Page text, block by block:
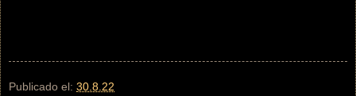
Publicado el: 30.8.22